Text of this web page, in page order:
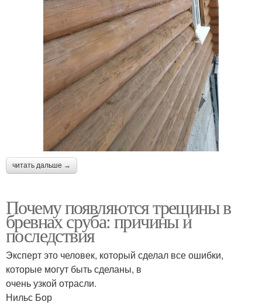
читать дальше →
Почему появляются трещины в
бревнах сруба: причины и
последствия
Эксперт это человек, который сделал все ошибки,
которые могут быть сделаны, в
очень узкой отрасли.
Нильс Бор